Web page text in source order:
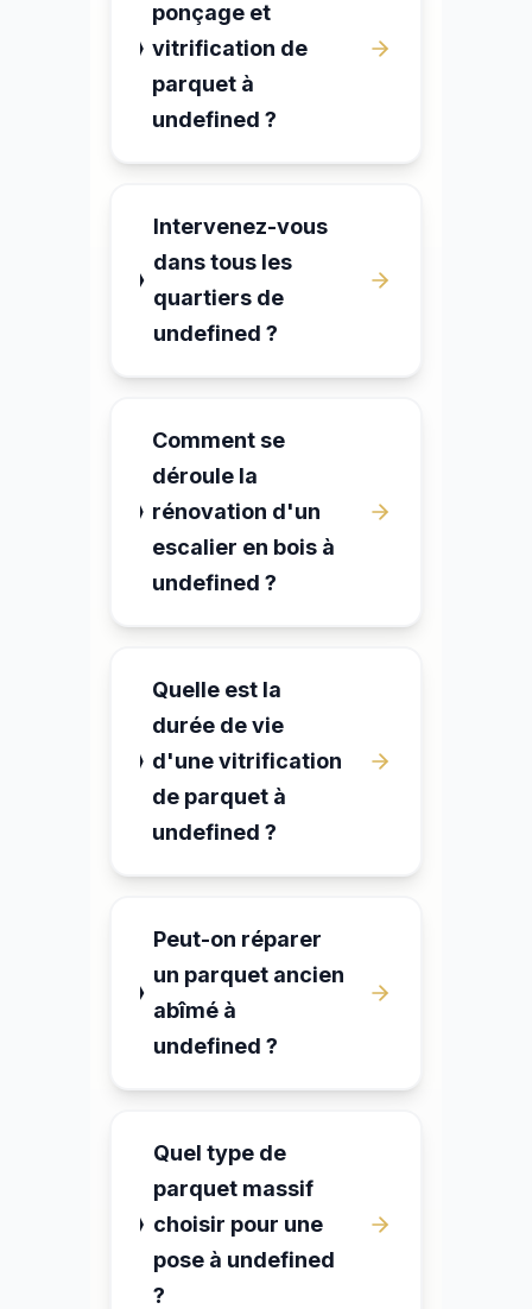
ponçage et
vitrification de
parquet à
undefined ?
Intervenez-vous
dans tous les
quartiers de
undefined ?
Comment se
déroule la
rénovation d'un
escalier en bois à
undefined ?
Quelle est la
durée de vie
d'une vitrification
de parquet à
undefined ?
Peut-on réparer
un parquet ancien
abîmé à
undefined ?
Quel type de
parquet massif
choisir pour une
pose à undefined
?